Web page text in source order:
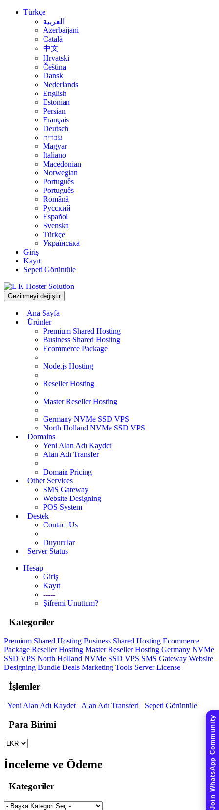
Türkçe
العربية
Azerbaijani
Català
中文
Hrvatski
Čeština
Dansk
Nederlands
English
Estonian
Persian
Français
Deutsch
עברית
Magyar
Italiano
Macedonian
Norwegian
Português
Português
Română
Русский
Español
Svenska
Türkçe
Українська
Giriş
Kayıt
Sepeti Görüntüle
Gezinmeyi değiştir
Ana Sayfa
Ürünler
Premium Shared Hosting
Business Shared Hosting
Ecommerce Package
Node.js Hosting
Reseller Hosting
Master Reseller Hosting
Germany NVMe SSD VPS
North Holland NVMe SSD VPS
Domains
Yeni Alan Adı Kaydet
Alan Adı Transfer
Domain Pricing
Other Services
SMS Gateway
Website Designing
POS System
Destek
Contact Us
Duyurular
Server Status
Hesap
Giriş
Kayıt
-----
Şifremi Unuttum?
Kategoriler
Premium Shared Hosting Business Shared Hosting Ecommerce
Package Reseller Hosting Master Reseller Hosting Germany NVMe
SSD VPS North Holland NVMe SSD VPS SMS Gateway Website
Designing Bundle Deals Marketing Tools Server License
İşlemler
Yeni Alan Adı Kaydet Alan Adı Transferi Sepeti Görüntüle
Para Birimi
İnceleme ve Ödeme
Kategoriler Join WhatsApp Community